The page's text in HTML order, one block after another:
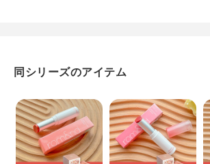
バブ種子油／カルボキシメチルアラニルジ
ール／テトラオクタン酸ペンタエリスリチ
チルセルロース／ポリクオタニウム-65／
／クオタニウム-80／ミリスチン酸ポリグ
ウレス-2／PEG-11メチルエーテルジメチ
ン／ビニルジメチコン）クロスポリマー／
同シリーズのアイテム